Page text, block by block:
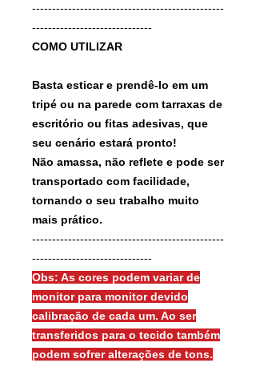
------------------------------------------------
------------------------------
COMO UTILIZAR
Basta esticar e prendê-lo em um
tripé ou na parede com tarraxas de
escritório ou fitas adesivas, que
seu cenário estará pronto!
Não amassa, não reflete e pode ser
transportado com facilidade,
tornando o seu trabalho muito
mais prático.
------------------------------------------------
------------------------------
Obs: As cores podem variar de
monitor para monitor devido
calibração de cada um. Ao ser
transferidos para o tecido também
podem sofrer alterações de tons.